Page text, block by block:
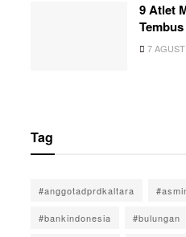
9 Atlet
7
Tag
#anggotadprdkaltara
#bankindonesia #bulungan